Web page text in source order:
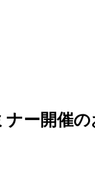
ナー開催